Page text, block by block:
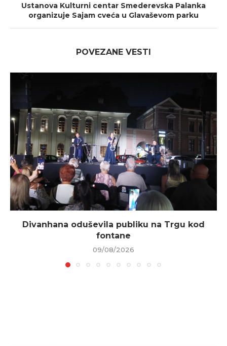
Ustanova Kulturni centar Smederevska Palanka
organizuje Sajam cveća u Glavaševom parku
POVEZANE VESTI
Divanhana oduševila publiku na Trgu kod
fontane
09/08/2026